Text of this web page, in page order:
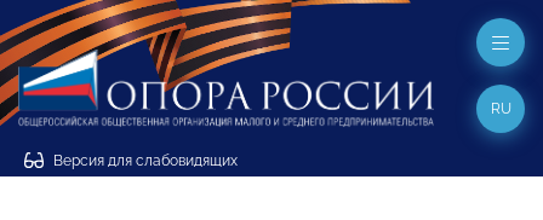
Версия для слабовидящих
RU